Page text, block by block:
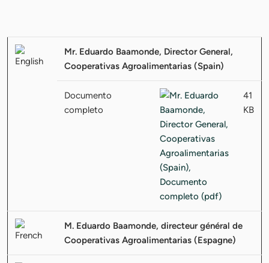
Mr. Eduardo Baamonde, Director General,
Cooperativas Agroalimentarias (Spain)
Documento
completo
41
KB
M. Eduardo Baamonde, directeur général de
Cooperativas Agroalimentarias (Espagne)